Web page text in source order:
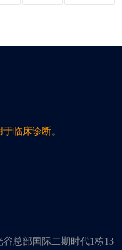
临床诊断。
总部国际二期时代1栋13